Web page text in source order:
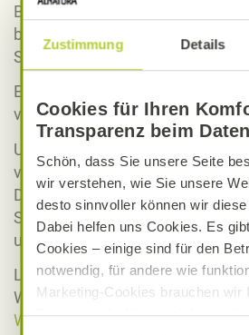
Zustimmung Details
Cookies für Ihren
Transparenz beim
Schön, dass Sie unsere Seite
wir verstehen, wie Sie unsere
desto sinnvoller können wir
Dabei helfen uns Cookies. Es
Cookies – einige sind für den
notwendig, für andere wie
Marketing-Cookies brauchen wir
Das optimale Nutzererlebnis
Bio-Markt auf ökologisch
beispielsweise von Ecover oder
Sodasan zurückgreifen.
Ebenso bieten wir Babykleidung
vonPeople Wear Organic an.
Unsere Weinauswahl beziehen
von sorgfältig ausgewählten
Deutschland und Österreich,
Spanien und Griechenland,
und anderen Anbauländern.
Lassen Sie sich schon vorab
Weinauswahl inspirieren und
Weinauswahl. Entdecken Sie in